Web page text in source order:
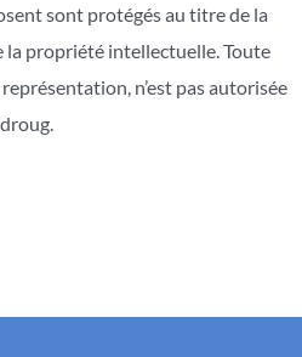
sont protégés au titre de la
propriété intellectuelle. Toute
n’est pas autorisée